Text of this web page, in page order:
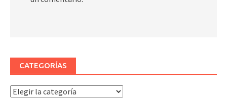
CATEGORÍAS
Categorías